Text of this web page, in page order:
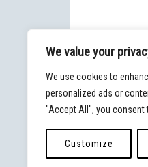
We value your
We use cookies to
personalized ads or
"Accept All", you consent
Customize
© 2020 - Blog